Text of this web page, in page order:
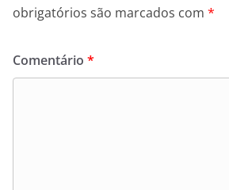
obrigatórios são marcados com *
Comentário *